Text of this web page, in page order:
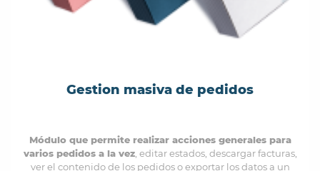
Gestion masiva de pedidos
Módulo que permite realizar acciones generales para
varios pedidos a la vez, editar estados, descargar facturas,
ver el contenido de los pedidos o exportar los datos a un